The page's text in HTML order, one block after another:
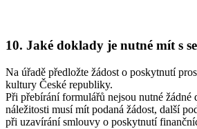
10. Jaké doklady je nutné mít s
Na úřadě předložte žádost o poskytnutí
kultury České republiky.
Při přebírání formulářů nejsou nutné žádné
náležitosti musí mít podaná žádost, další
při uzavírání smlouvy o poskytnutí